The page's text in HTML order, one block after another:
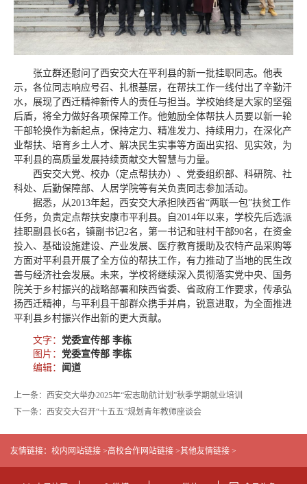
张立群还慰问了西安交大在平利县的新一批挂职同志。他表
示，各位同志响应号召、扎根基层，在帮扶工作一线付出了辛勤汗
水，展现了西迁精神新传人的责任与担当。学校始终是大家的坚强
后盾，将全力做好各项保障工作。他勉励全体帮扶人员要以新一轮
干部轮换作为新起点，保持定力、精准发力、持续用力，在深化产
业帮扶、培育乡土人才、解决民生实事等方面出实招、见实效，为
平利县的高质量发展持续贡献交大智慧与力量。
西安交大党、校办（定点帮扶办）、党委组织部、科研院、社
科处、后勤保障部、人居学院等有关负责同志参加活动。
据悉，从2013年起，西安交大承担陕西省“两联一包”扶贫工作
任务，负责定点帮扶安康市平利县。自2014年以来，学校先后选派
挂职副县长6名，镇副书记2名，第一书记和驻村干部90名，在资金
投入、基础设施建设、产业发展、医疗教育援助及农特产品采购等
方面对平利县开展了全方位的帮扶工作，有力推动了当地的民生改
善与经济社会发展。未来，学校将继续深入贯彻落实党中央、国务
院关于乡村振兴的战略部署和陕西省委、省政府工作要求，传承弘
扬西迁精神，与平利县干部群众携手并肩，锐意进取，为全面推进
平利县乡村振兴作出新的更大贡献。
文字： 党委宣传部 李栋
图片： 党委宣传部 李栋
编辑： 闻道
上一条：西安交大举办2025年“宏志助航计划”秋季学期就业培训
下一条：西安交大召开“十五五”规划青年教师座谈会
友情链接： 校内网站链接 >高校合作网站链接 >其他友情链接 >